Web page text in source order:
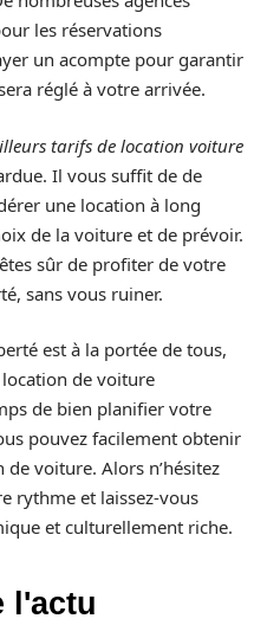
les réservations
un acompte pour garantir
réglé à votre arrivée.
tarifs de location voiture
Il vous suffit de de
une location à long
de la voiture et de prévoir.
sûr de profiter de votre
sans vous ruiner.
est à la portée de tous,
de voiture
de bien planifier votre
pouvez facilement obtenir
voiture. Alors n’hésitez
rythme et laissez-vous
et culturellement riche.
l'actu